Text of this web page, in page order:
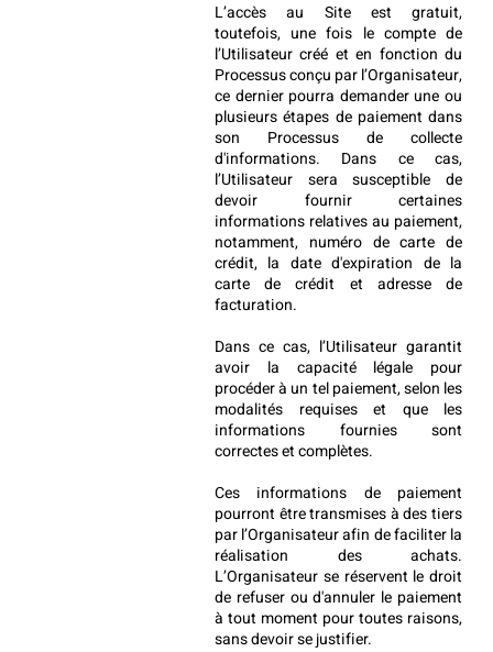
L’accès au Site est gratuit,
toutefois, une fois le compte de
l’Utilisateur créé et en fonction du
Processus conçu par l’Organisateur,
ce dernier pourra demander une ou
plusieurs étapes de paiement dans
son Processus de collecte
d'informations. Dans ce cas,
l’Utilisateur sera susceptible de
devoir fournir certaines
informations relatives au paiement,
notamment, numéro de carte de
crédit, la date d'expiration de la
carte de crédit et adresse de
facturation.
Dans ce cas, l’Utilisateur garantit
avoir la capacité légale pour
procéder à un tel paiement, selon les
modalités requises et que les
informations fournies sont
correctes et complètes.
Ces informations de paiement
pourront être transmises à des tiers
par l’Organisateur afin de faciliter la
réalisation des achats.
L’Organisateur se réservent le droit
de refuser ou d'annuler le paiement
à tout moment pour toutes raisons,
sans devoir se justifier.